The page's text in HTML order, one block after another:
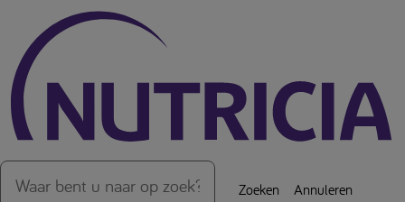
Over de inhoud van de pagina
Zoeken
Annuleren